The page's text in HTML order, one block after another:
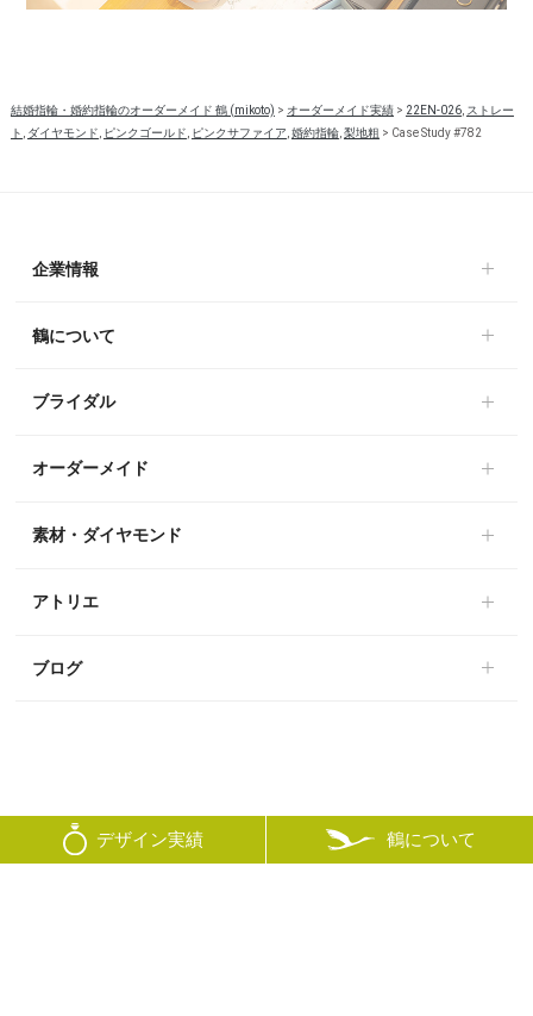
デザイン実績 鶴について
結婚指輪・婚約指輪のオーダーメイド 鶴 (mikoto) > オーダーメイド実績> 22EN-026, ストレー
ト , ダイヤモンド, ピンクゴールド, ピンクサファイア,婚約指輪,梨地粗 > Case Study #782
企業情報
鶴について
ブライダル
オーダーメイド
素材・ダイヤモンド
アトリエ
ブログ